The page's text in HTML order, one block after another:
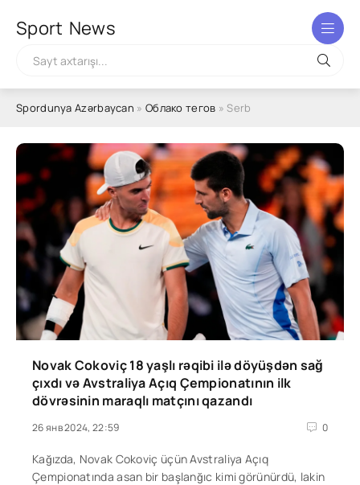
Sport News
Spordunya Azərbaycan » Облако тегов » Serb
Novak Cokoviç 18 yaşlı rəqibi ilə döyüşdən sağ
çıxdı və Avstraliya Açıq Çempionatının ilk
dövrəsinin maraqlı matçını qazandı
26 янв 2024, 22:59 0
Kağızda, Novak Cokoviç üçün Avstraliya Açıq
Çempionatında asan bir başlanğıc kimi görünürdü, lakin